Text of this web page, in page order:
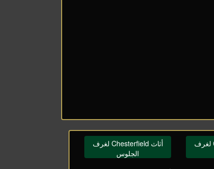
أثاث Chesterfield لغرف
الجلوس
أثاث Chesterfield لغرف